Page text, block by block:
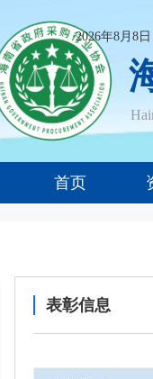
2026年8月8
首页
表彰信息